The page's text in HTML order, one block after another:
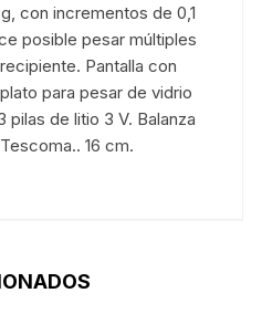
con incrementos de 0,1
posible pesar múltiples
Pantalla con
para pesar de vidrio
de litio 3 V. Balanza
16 cm.